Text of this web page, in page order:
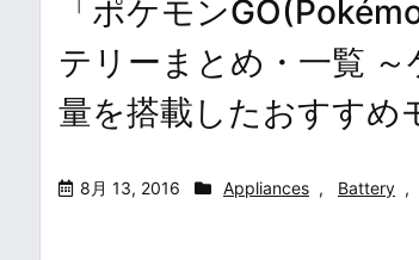
「ポケモン
テリーまとめ・一覧
量を搭載したおすすめ
8月 13, 2016 Appliances , Battery ,